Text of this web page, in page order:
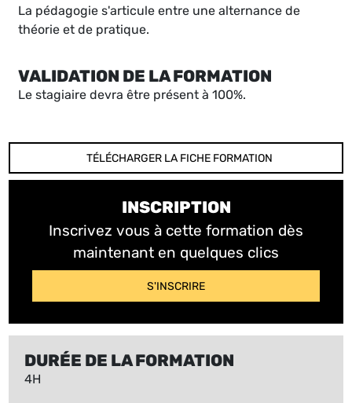
La pédagogie s'articule entre une alternance de
théorie et de pratique.
VALIDATION DE LA FORMATION
Le stagiaire devra être présent à 100%.
TÉLÉCHARGER LA FICHE FORMATION
INSCRIPTION
Inscrivez vous à cette formation dès
maintenant en quelques clics
S'INSCRIRE
DURÉE DE LA FORMATION
4H